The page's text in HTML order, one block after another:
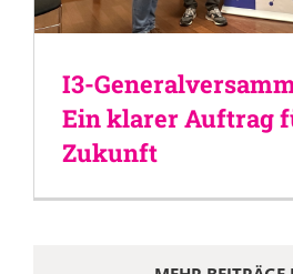
I3-
Ein klarer Auftrag
Zukunft